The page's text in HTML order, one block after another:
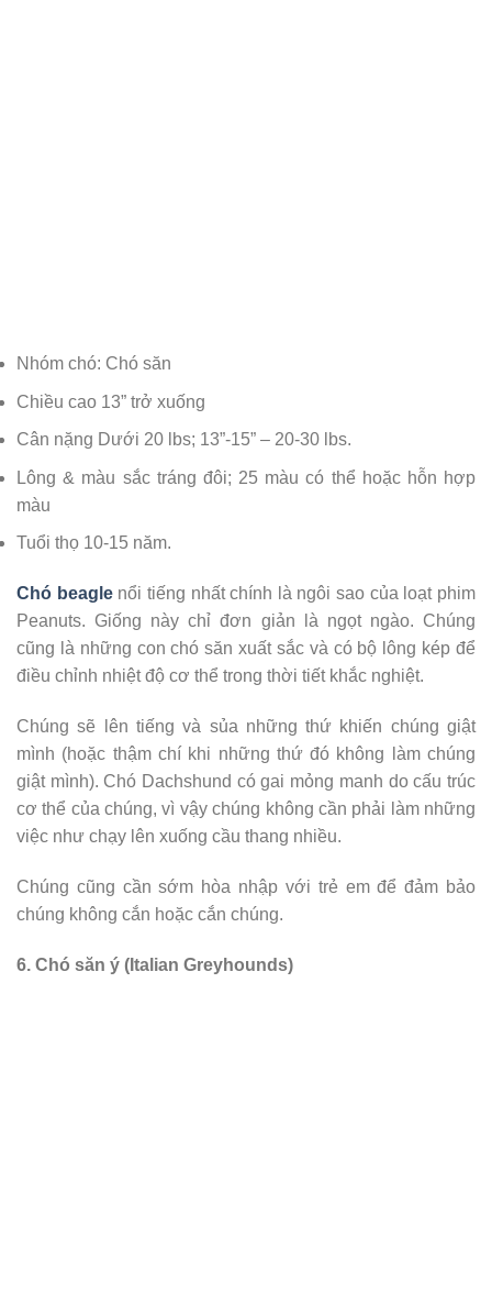
Nhóm chó: Chó săn
Chiều cao 13” trở xuống
Cân nặng Dưới 20 lbs; 13”-15” – 20-30 lbs.
Lông & màu sắc tráng đôi; 25 màu có thể hoặc hỗn hợp
màu
Tuổi thọ 10-15 năm.
Chó beaglenổi tiếng nhất chính là ngôi sao của loạt phim
Peanuts. Giống này chỉ đơn giản là ngọt ngào. Chúng
cũng là những con chó săn xuất sắc và có bộ lông kép để
điều chỉnh nhiệt độ cơ thể trong thời tiết khắc nghiệt.
Chúng sẽ lên tiếng và sủa những thứ khiến chúng giật
mình (hoặc thậm chí khi những thứ đó không làm chúng
giật mình). Chó Dachshund có gai mỏng manh do cấu trúc
cơ thể của chúng, vì vậy chúng không cần phải làm những
việc như chạy lên xuống cầu thang nhiều.
Chúng cũng cần sớm hòa nhập với trẻ em để đảm bảo
chúng không cắn hoặc cắn chúng.
6. Chó săn ý (Italian Greyhounds)